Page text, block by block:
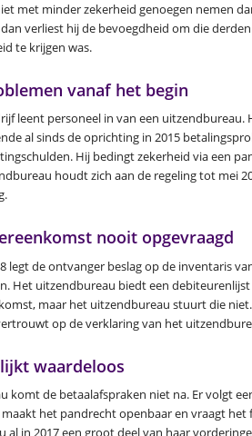
met minder zekerheid genoegen nemen
verliest hij de bevoegdheid om die
te krijgen was.
vanaf het begin
leent personeel in van een
al sinds de oprichting in 2015
Hij bedingt zekerheid via een
houdt zich aan de regeling tot mei
nooit opgevraagd
legt de ontvanger beslag op de inventaris
Het uitzendbureau biedt een
maar het uitzendbureau stuurt die
op de verklaring van het
waardeloos
komt de betaalafspraken niet na. Er volgt
het pandrecht openbaar en vraagt
al in 2017 een groot deel van haar